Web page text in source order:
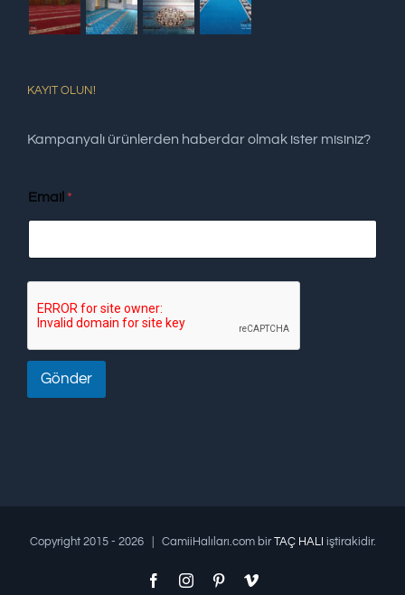
KAYIT OLUN!
Kampanyalı ürünlerden haberdar olmak ister misiniz?
Email *
Gönder
Copyright 2015 - 2026 | CamiiHalıları.com birTAÇ HALI iştirakidir.
FacebookInstagramPinterestVimeo